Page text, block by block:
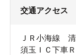
交通アクセス
ＪＲ小海線
須玉ＩＣ下車